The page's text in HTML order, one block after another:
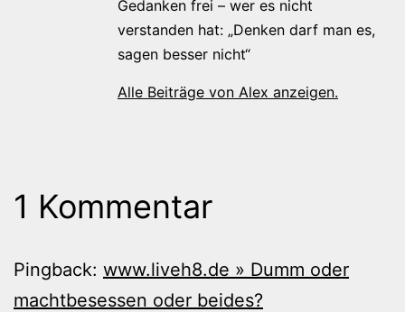
Gedanken frei – wer es nicht
verstanden hat: „Denken darf man es,
sagen besser nicht“
Alle Beiträge von Alex anzeigen.
1 Kommentar
Pingback: www.liveh8.de » Dumm oder
machtbesessen oder beides?